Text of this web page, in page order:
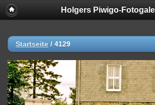
Holgers Piwigo-
Startseite / 4129